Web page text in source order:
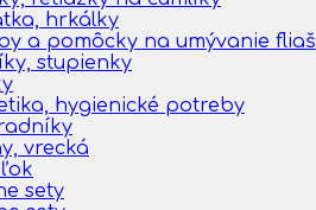
hrkálky
a pomôcky na umývanie fliaš
stupienky
hygienické potreby
vrecká
sety